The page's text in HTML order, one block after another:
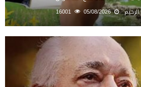
05/08/2026
16001